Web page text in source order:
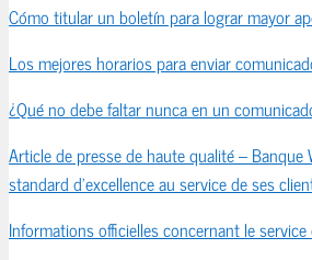
Cómo titular un boletín para lograr mayor
Los mejores horarios para enviar
¿Qué no debe faltar nunca en un
Article de presse de haute qualité – Banque
standard d’excellence au service de ses
Informations officielles concernant le